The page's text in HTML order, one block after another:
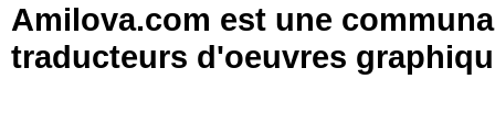
Amilova.com est une
traducteurs d'oeuvres